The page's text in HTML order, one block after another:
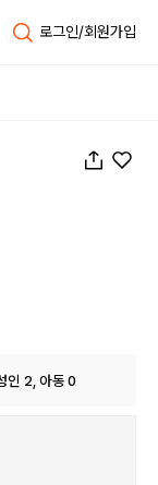
로그인/회원가입
인 2, 아동 0